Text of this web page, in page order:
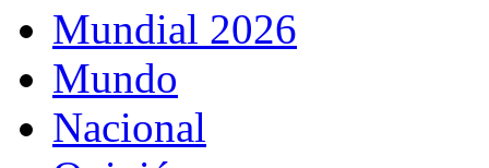
Mundial 2026
Mundo
Nacional